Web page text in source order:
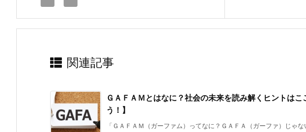
関連記事
ＧＡＦＡＭとはなに？社会の未来を読み解くヒントは
う！】
「ＧＡＦＡＭ（ガーファム）ってなに？ＧＡＦＡ（ガーファ）じゃ